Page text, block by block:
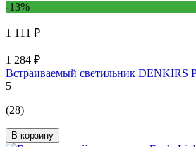
-13%
1 111 ₽
1 284 ₽
Встраиваемый светильник DENKIRS
5
(28)
В корзину